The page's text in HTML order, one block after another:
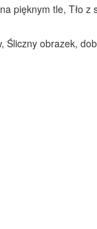
pięknym tle, Tło
Śliczny obrazek,